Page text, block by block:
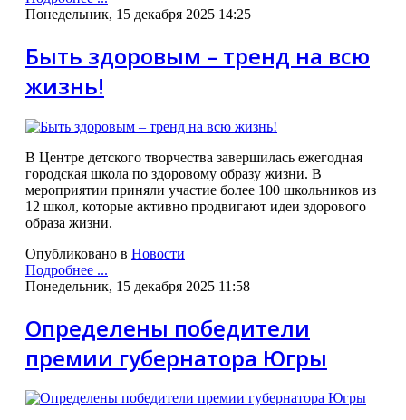
Понедельник, 15 декабря 2025 14:25
Быть здоровым – тренд на всю
жизнь!
В Центре детского творчества завершилась ежегодная
городская школа по здоровому образу жизни. В
мероприятии приняли участие более 100 школьников из
12 школ, которые активно продвигают идеи здорового
образа жизни.
Опубликовано в Новости
Подробнее ...
Понедельник, 15 декабря 2025 11:58
Определены победители
премии губернатора Югры